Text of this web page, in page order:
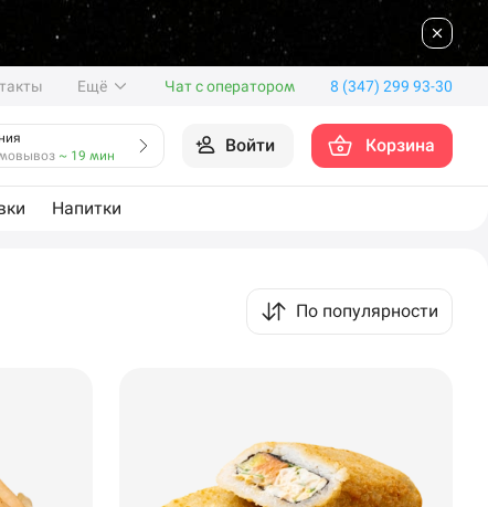
Ещё Чат с оператором 8 (347) 299 93-30
~ 19 мин Войти Корзина
Напитки
По популярности